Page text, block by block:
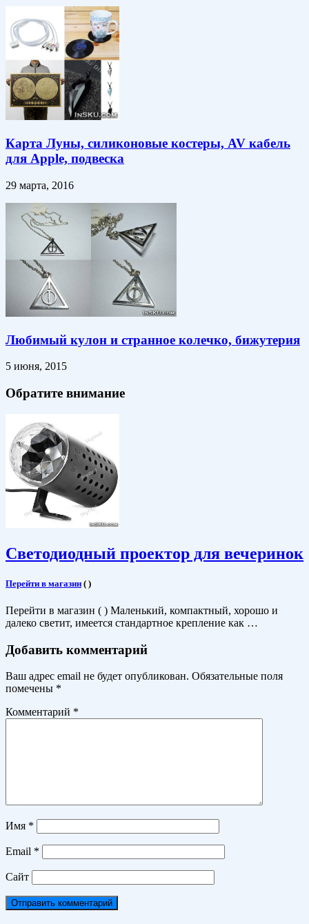
Карта Луны, силиконовые костеры, AV кабель
для Apple, подвеска
29 марта, 2016
Любимый кулон и странное колечко, бижутерия
5 июня, 2015
Обратите внимание
Светодиодный проектор для вечеринок
Перейти в магазин ( )
Перейти в магазин ( ) Маленький, компактный, хорошо и
далеко светит, имеется стандартное крепление как …
Добавить комментарий
Ваш адрес email не будет опубликован. Обязательные поля
помечены *
Комментарий *
Имя *
Email *
Сайт